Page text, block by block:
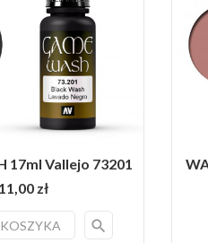
17ml Vallejo 73201
11,00 zł
search